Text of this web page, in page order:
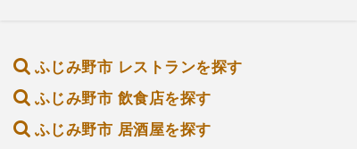
ふじみ野市 レストランを探す
ふじみ野市 飲食店を探す
ふじみ野市 居酒屋を探す